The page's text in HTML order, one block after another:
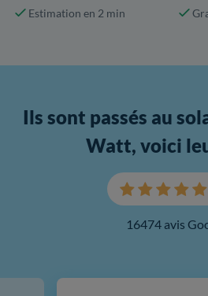
Estimation en 2 min
Ils sont passés au
Watt, voici
16474 avis